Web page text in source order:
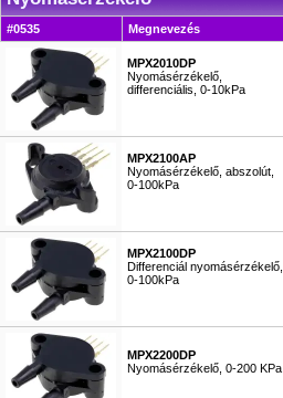
#0535 Megnevezés
MPX2010DP
Nyomásérzékelő,
differenciális, 0-10kPa
MPX2100AP
Nyomásérzékelő, abszolút,
0-100kPa
MPX2100DP
Differenciál nyomásérzékelő,
0-100kPa
MPX2200DP
Nyomásérzékelő, 0-200 KPa